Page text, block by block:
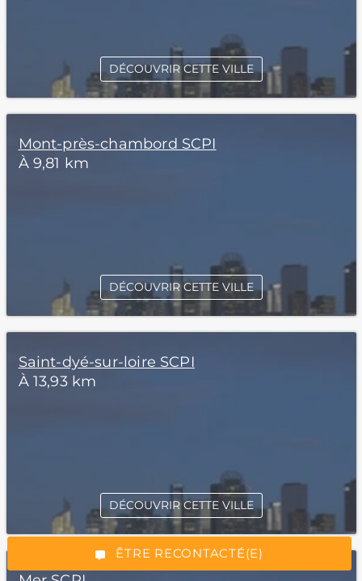
“Excellent”, 165 avis
ÊTRE RECONTACTÉ(E)
DÉCOUVRIR CETTE VILLE
Mont-près-chambord SCPI
À 9,81 km
DÉCOUVRIR CETTE VILLE
Saint-dyé-sur-loire SCPI
À 13,93 km
DÉCOUVRIR CETTE VILLE